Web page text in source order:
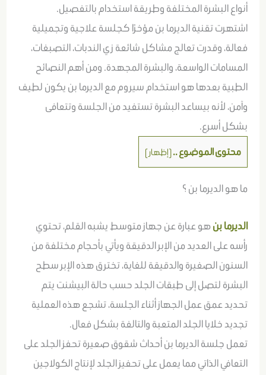
أنواع البشرة المختلفة وطريقة استخدام بالتفصيل.
اشتهرت تقنية الديرما بن مؤخرًا كجلسة علاجية وتجميلية
فعالة، وقدرت تعالج مشاكل شائعة زي الندبات، التصبغات،
المسامات الواسعة، والبشرة المجهدة. ومن أهم النصائح
الطبية بعدها هو استخدام سيروم مع الديرما بن يكون لطيف
وآمن، لأنه بيساعد البشرة تستفيد من الجلسة وتتعافى
بشكل أسرع.
محتوى الموضوع ..[إظهار]
ما هو الديرما بن ؟
الديرما بنهو عبارة عن جهاز متوسط يشبه القلم، تحتوي
رأسه على العديد من الإبر الدقيقة ويأتي بأحجام مختلفة من
السنون الصغيرة والدقيقة للغاية، تخترق هذه الإبر سطح
البشرة لتصل إلى طبقات الجلد حسب حالة البيشنت يتم
تحديد عمق عمل الجهاز أثناء الجلسة، تشجع هذه العملية
تجديد خلايا الجلد المتعبة والتالفة بشكل فعال.
تعمل جلسة الديرما بن أحداث شقوق صعيرة تحفز الجلد على
التعافي الذاتي مما يعمل على تحفيز الجلد لإنتاج الكولاجين